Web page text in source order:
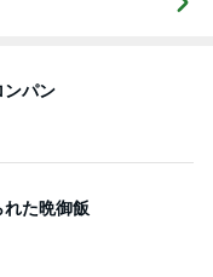
ンパン
た晩御飯